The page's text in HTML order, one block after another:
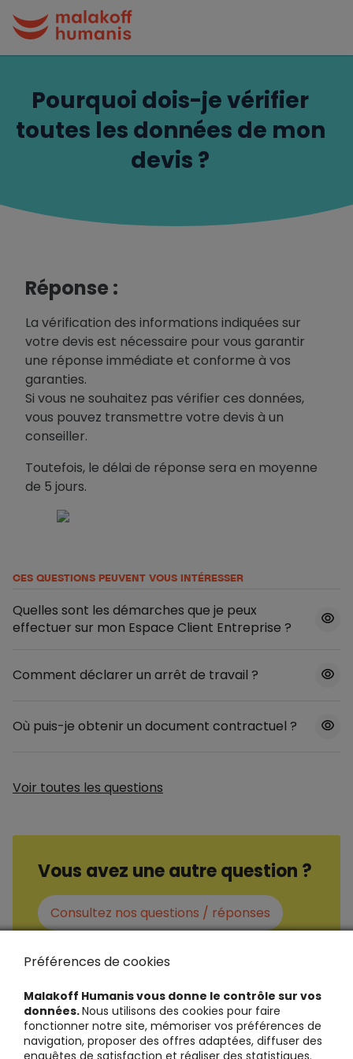
Pourquoi dois-je vérifier
toutes les données de mon
devis ?
Réponse :
La vérification des informations indiquées sur
votre devis est nécessaire pour vous garantir
une réponse immédiate et conforme à vos
garanties.
Si vous ne souhaitez pas vérifier ces données,
vous pouvez transmettre votre devis à un
conseiller.
Toutefois, le délai de réponse sera en moyenne
de 5 jours.
CES QUESTIONS PEUVENT VOUS INTÉRESSER
Quelles sont les démarches que je peux
effectuer sur mon Espace Client Entreprise ?
Comment déclarer un arrêt de travail ?
Où puis-je obtenir un document contractuel ?
Voir toutes les questions
Vous avez une autre question ?
Consultez nos questions / réponses
Préférences de cookies
Malakoff Humanis vous donne le contrôle sur vos
données.Nous utilisons des cookies pour faire
fonctionner notre site, mémoriser vos préférences de
navigation, proposer des offres adaptées, diffuser des
enquêtes de satisfaction et réaliser des statistiques.